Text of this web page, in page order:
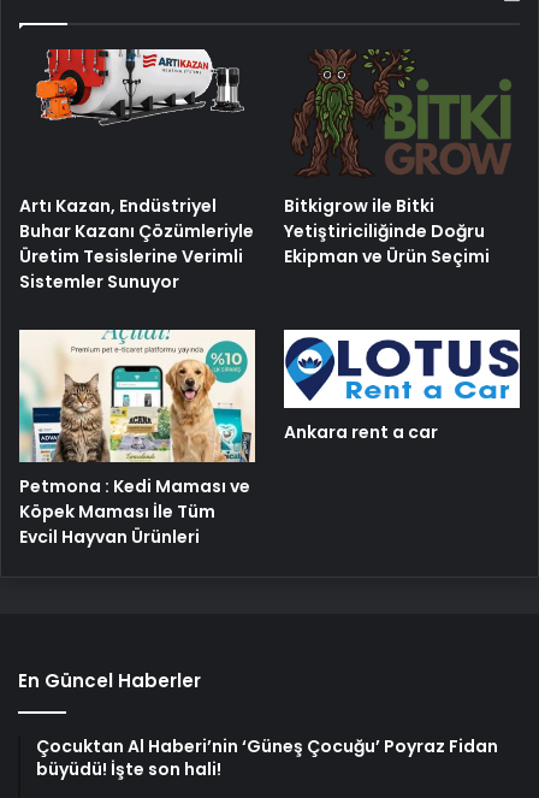
Artı Kazan, Endüstriyel
Buhar Kazanı Çözümleriyle
Üretim Tesislerine Verimli
Sistemler Sunuyor
Bitkigrow ile Bitki
Yetiştiriciliğinde Doğru
Ekipman ve Ürün Seçimi
Petmona : Kedi Maması ve
Köpek Maması İle Tüm
Evcil Hayvan Ürünleri
Ankara rent a car
En Güncel Haberler
Çocuktan Al Haberi’nin ‘Güneş Çocuğu’ Poyraz Fidan
büyüdü! İşte son hali!